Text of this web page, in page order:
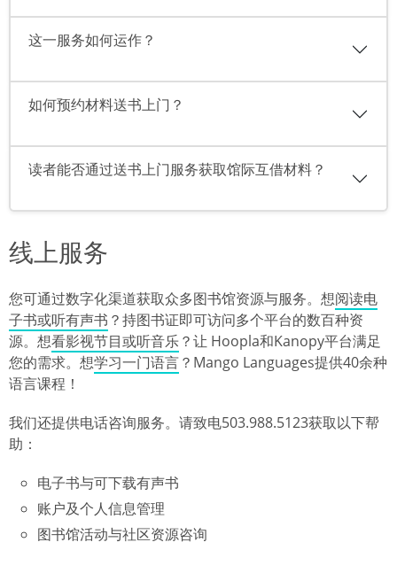
这一服务如何运作？
如何预约材料送书上门？
读者能否通过送书上门服务获取馆际互借材料？
线上服务
您可通过数字化渠道获取众多图书馆资源与服务。想阅读电
子书或听有声书 ？持图书证即可访问多个平台的数百种资
源。想看影视节目或听音乐？让 Hoopla和Kanopy平台满足
您的需求。想学习一门语言？Mango Languages提供40余种
语言课程！
我们还提供电话咨询服务。请致电503.988.5123获取以下帮
助：
电子书与可下载有声书
账户及个人信息管理
图书馆活动与社区资源咨询